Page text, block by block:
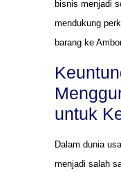
bisnis menjadi
mendukung
barang ke
untuk
Dalam dunia
menjadi salah